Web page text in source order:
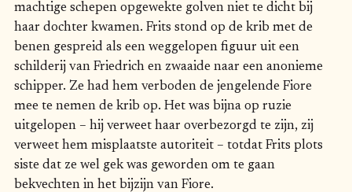
machtige schepen opgewekte golven niet te dicht bij
haar dochter kwamen. Frits stond op de krib met de
benen gespreid als een weggelopen figuur uit een
schilderij van Friedrich en zwaaide naar een anonieme
schipper. Ze had hem verboden de jengelende Fiore
mee te nemen de krib op. Het was bijna op ruzie
uitgelopen – hij verweet haar overbezorgd te zijn, zij
verweet hem misplaatste autoriteit – totdat Frits plots
siste dat ze wel gek was geworden om te gaan
bekvechten in het bijzijn van Fiore.